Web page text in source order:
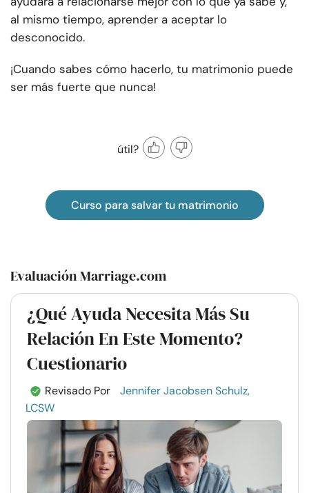
al mismo tiempo, aprender a aceptar lo
desconocido.
¡Cuando sabes cómo hacerlo, tu matrimonio puede
ser más fuerte que nunca!
útil?
Curso para salvar tu matrimonio
Evaluación Marriage.com
¿Qué Ayuda Necesita Más Su
Relación En Este Momento?
Cuestionario
Revisado Por
Jennifer Jacobsen Schulz,
LCSW